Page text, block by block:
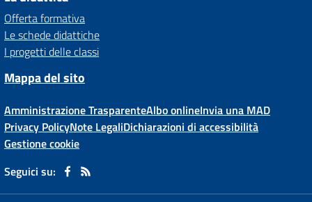
Offerta formativa
Le schede didattiche
I progetti delle classi
Mappa del sito
Amministrazione TrasparenteAlbo onlineInvia una MAD
Privacy PolicyNote LegaliDichiarazioni di accessibilità
Gestione cookie
Seguici su: